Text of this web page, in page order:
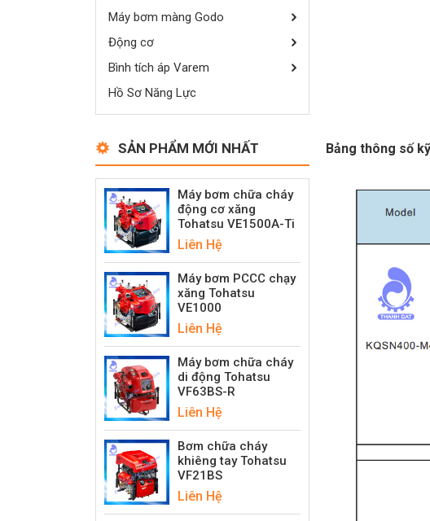
Máy bơm màng Godo
Động cơ
Bình tích áp Varem
Hồ Sơ Năng Lực
SẢN PHẨM MỚI NHẤT
Máy bơm chữa cháy
động cơ xăng
Tohatsu VE1500A-Ti
Liên Hệ
Máy bơm PCCC chạy
xăng Tohatsu
VE1000
Liên Hệ
Máy bơm chữa cháy
di động Tohatsu
VF63BS-R
Liên Hệ
Bơm chữa cháy
khiêng tay Tohatsu
VF21BS
Liên Hệ
Bảng thông số